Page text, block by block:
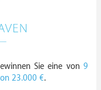
Sie eine von 9
23.000 €.